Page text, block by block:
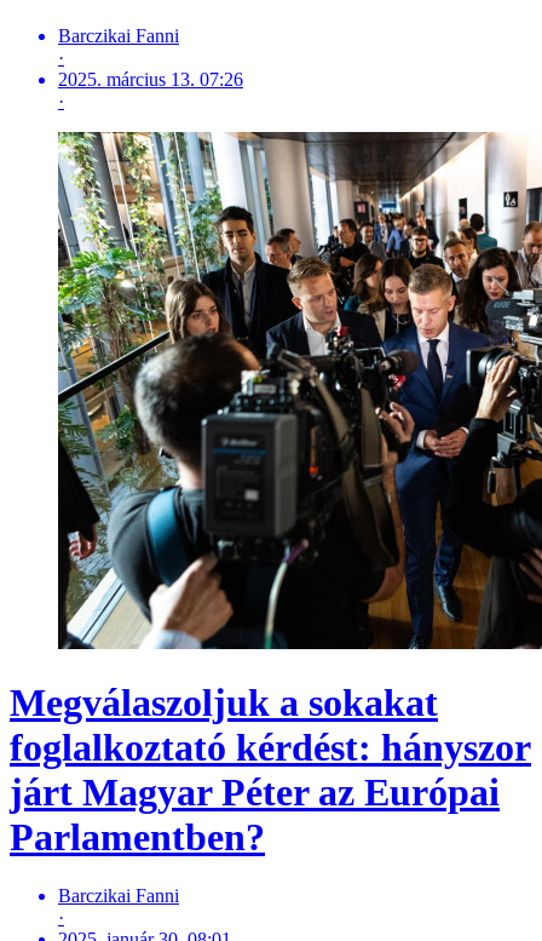
Barczikai Fanni
·
2025. március 13. 07:26
·
Megválaszoljuk a sokakat
foglalkoztató kérdést: hányszor
járt Magyar Péter az Európai
Parlamentben?
Barczikai Fanni
·